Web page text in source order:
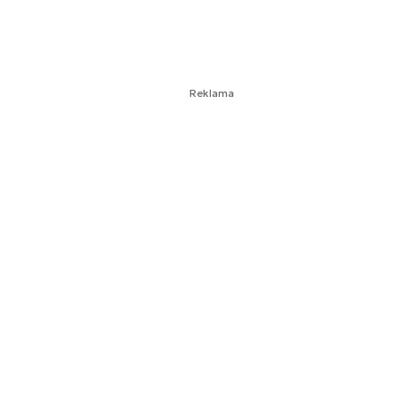
Reklama